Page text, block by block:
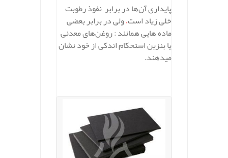
پایداری آن‌ها در برابر نفوذ رطوبت
خلی زیاد است،ولی در برابر بعضی
ماده هایی همانند : روغن‌های معدنی
یا بنزین استحکام اندکی از خود نشان
میدهند.